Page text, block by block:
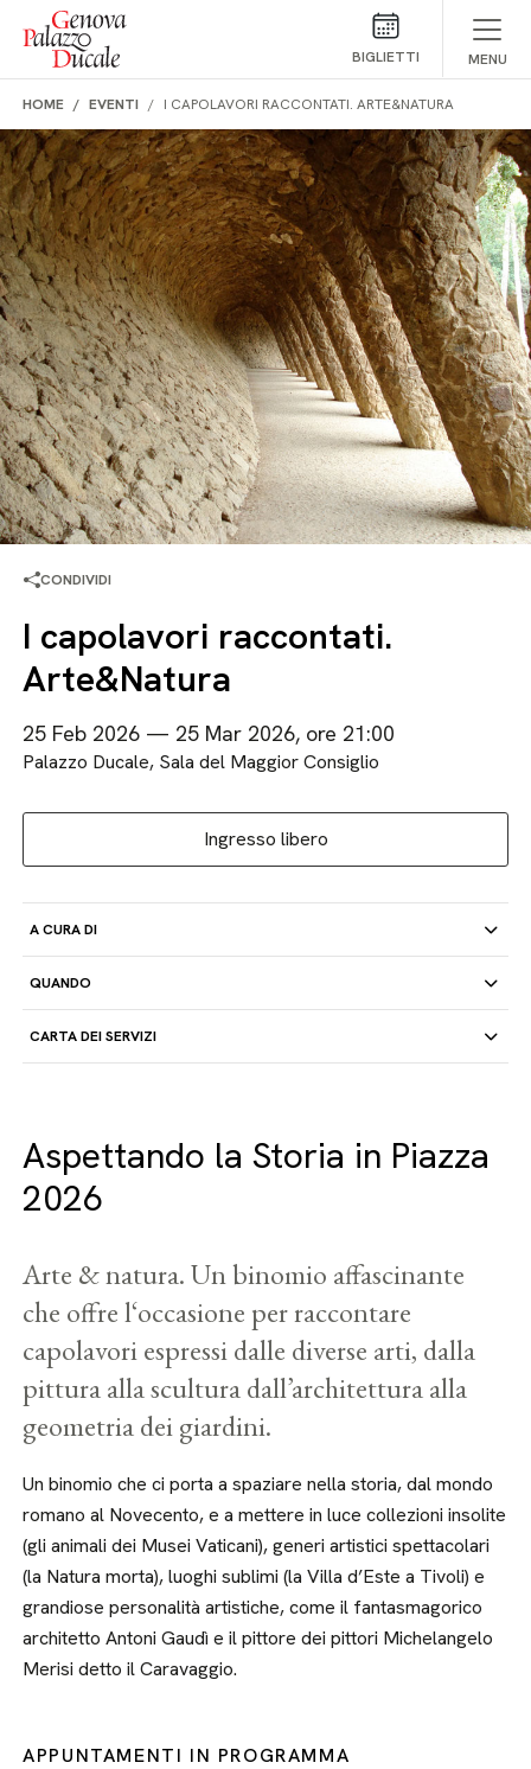
Salta al contenuto
BIGLIETTI MENU
HOME EVENTI I CAPOLAVORI RACCONTATI. ARTE&NATURA
CONDIVIDI
I capolavori raccontati.
Arte&Natura
25 Feb 2026 — 25 Mar 2026, ore 21:00
Palazzo Ducale, Sala del Maggior Consiglio
Ingresso libero
A CURA DI
QUANDO
CARTA DEI SERVIZI
Aspettando la Storia in Piazza
2026
Arte & natura. Un binomio affascinante
che offre l‘occasione per raccontare
capolavori espressi dalle diverse arti, dalla
pittura alla scultura dall’architettura alla
geometria dei giardini.
Un binomio che ci porta a spaziare nella storia, dal mondo
romano al Novecento, e a mettere in luce collezioni insolite
(gli animali dei Musei Vaticani), generi artistici spettacolari
(la Natura morta), luoghi sublimi (la Villa d’Este a Tivoli) e
grandiose personalità artistiche, come il fantasmagorico
architetto Antoni Gaudì e il pittore dei pittori Michelangelo
Merisi detto il Caravaggio.
APPUNTAMENTI IN PROGRAMMA